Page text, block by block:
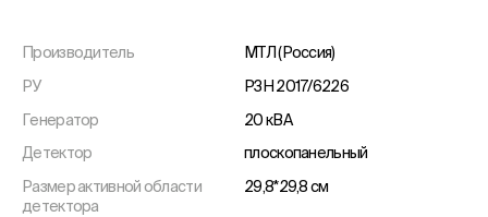
Производитель
МТЛ (Россия)
РУ
РЗН 2017/6226
Генератор
20 кВА
Детектор
плоскопанельный
Размер активной области
детектора
29,8*29,8 см